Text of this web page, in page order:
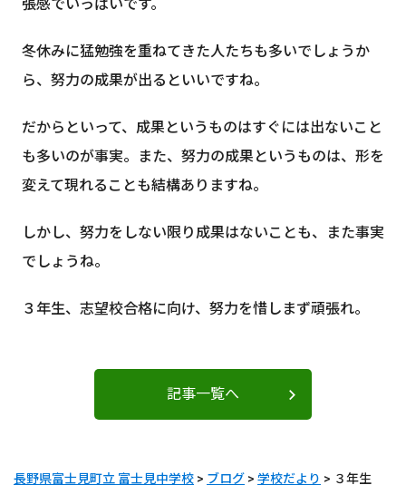
張感でいっぱいです。
冬休みに猛勉強を重ねてきた人たちも多いでしょうか
ら、努力の成果が出るといいですね。
だからといって、成果というものはすぐには出ないこと
も多いのが事実。また、努力の成果というものは、形を
変えて現れることも結構ありますね。
しかし、努力をしない限り成果はないことも、また事実
でしょうね。
３年生、志望校合格に向け、努力を惜しまず頑張れ。
記事一覧へ
長野県富士見町立 富士見中学校 > ブログ > 学校だより > ３年生